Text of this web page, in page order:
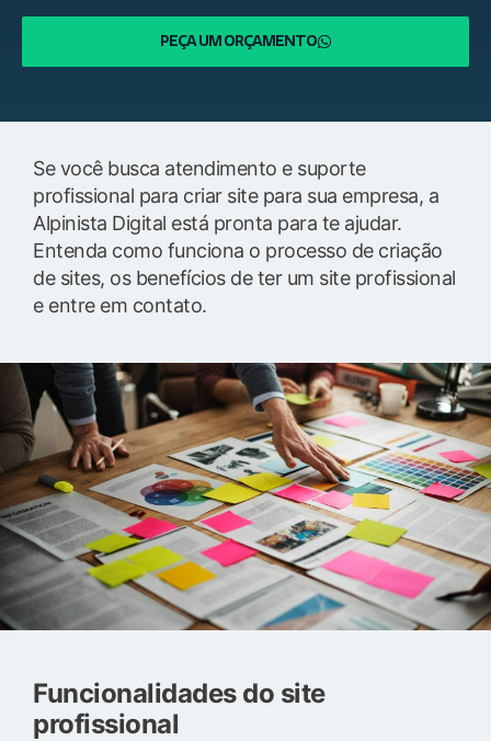
PEÇA UM ORÇAMENTO
Se você busca atendimento e suporte
profissional para criar site para sua empresa, a
Alpinista Digital está pronta para te ajudar.
Entenda como funciona o processo de criação
de sites, os benefícios de ter um site profissional
e entre em contato.
Funcionalidades do site
profissional